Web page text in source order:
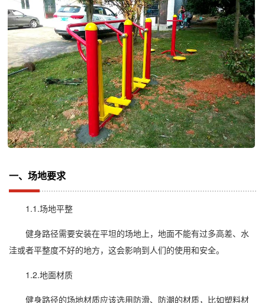
一、场地要求
1.1.场地平整
健身路径需要安装在平坦的场地上，地面不能有过多高差、水
洼或者平整度不好的地方，这会影响到人们的使用和安全。
1.2.地面材质
健身路径的场地材质应该选用防滑、防潮的材质，比如塑料材